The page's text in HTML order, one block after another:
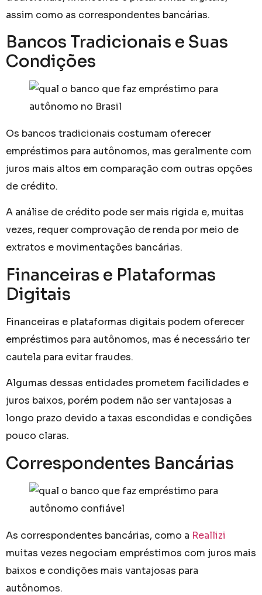
assim como as correspondentes bancárias.
Bancos Tradicionais e Suas
Condições
Os bancos tradicionais costumam oferecer
empréstimos para autônomos, mas geralmente com
juros mais altos em comparação com outras opções
de crédito.
A análise de crédito pode ser mais rígida e, muitas
vezes, requer comprovação de renda por meio de
extratos e movimentações bancárias.
Financeiras e Plataformas
Digitais
Financeiras e plataformas digitais podem oferecer
empréstimos para autônomos, mas é necessário ter
cautela para evitar fraudes.
Algumas dessas entidades prometem facilidades e
juros baixos, porém podem não ser vantajosas a
longo prazo devido a taxas escondidas e condições
pouco claras.
Correspondentes Bancárias
As correspondentes bancárias, como a Reallizi
muitas vezes negociam empréstimos com juros mais
baixos e condições mais vantajosas para
autônomos.